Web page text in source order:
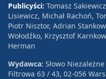
Publicyści: Tomasz
Lisiewicz, Michał Rachoń,
Piotr Nisztor, Adrian
Wołodźko, Krzysztof
Herman
Wydawca: Słowo
Filtrowa 63 / 43, 02-056